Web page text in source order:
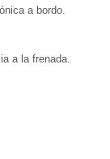
a bordo.
a la frenada.